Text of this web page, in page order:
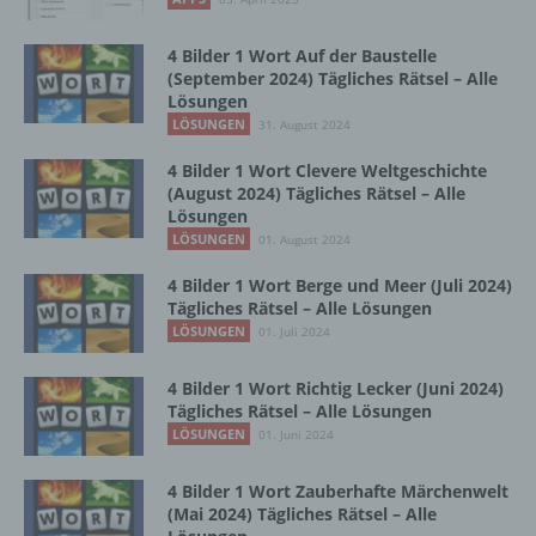
4 Bilder 1 Wort Auf der Baustelle
(September 2024) Tägliches Rätsel – Alle
Lösungen
LÖSUNGEN 31. August 2024
4 Bilder 1 Wort Clevere Weltgeschichte
(August 2024) Tägliches Rätsel – Alle
Lösungen
LÖSUNGEN 01. August 2024
4 Bilder 1 Wort Berge und Meer (Juli 2024)
Tägliches Rätsel – Alle Lösungen
LÖSUNGEN 01. Juli 2024
4 Bilder 1 Wort Richtig Lecker (Juni 2024)
Tägliches Rätsel – Alle Lösungen
LÖSUNGEN 01. Juni 2024
4 Bilder 1 Wort Zauberhafte Märchenwelt
(Mai 2024) Tägliches Rätsel – Alle
Daten wie das Erheben, das Erfassen, die
Organisation, das Ordnen, die Speicherung,
die Anpassung oder Veränderung, das
Auslesen, das Abfragen, die Verwendung,
die Offenlegung durch Übermittlung,
Verbreitung oder eine andere Form der
Bereitstellung, den Abgleich oder die
Verknüpfung, die Einschränkung, das
Löschen oder die Vernichtung.
d) Einschränkung der Verarbeitung
Markierung gespeicherter
personenbezogener Daten mit dem Ziel, ihre
künftige Verarbeitung einzuschränken.
e) Profiling